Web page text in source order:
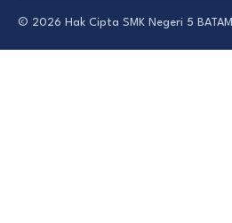
© 2026 Hak Cipta SMK Negeri 5 BATAM